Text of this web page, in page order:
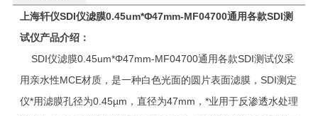
上海轩仪SDI仪滤膜0.45um*Φ47mm-MF04700通用各款SDI测
试仪产品介绍：
SDI仪滤膜0.45um*Φ47mm-MF04700通用各款SDI测试仪采
用亲水性MCE材质，是一种白色光面的圆片表面滤膜，SDI测定
仪*用滤膜孔径为0.45µm，直径为47mm，*业用于反渗透水处理